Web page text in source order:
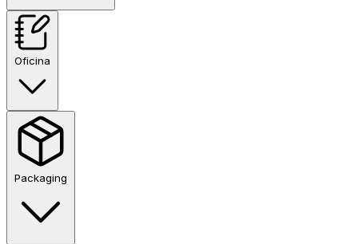
Oficina
Packaging